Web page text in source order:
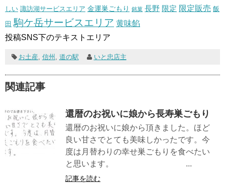
しい 諏訪湖サービスエリア 金運巣ごもり 銘菓 長野 限定 限定販売 飯
田 駒ケ岳サービスエリア 黄味餡
投稿SNS下のテキストエリア
お土産 信州 道の駅 いと忠店主
関連記事
還暦のお祝いに娘から長寿巣ごもり
還暦のお祝いに娘から頂きました。ほど
良い甘さでとても美味しかったです。今
度は月替わりの幸せ巣ごもりを食べたい
と思います。 ...
記事を読む